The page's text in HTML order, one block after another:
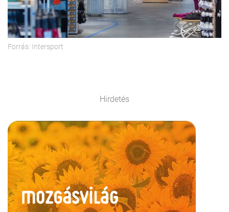
Forrás: Intersport
Hirdetés